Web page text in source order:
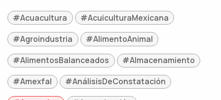
#Acuacultura
#AcuiculturaMexicana
#Agroindustria
#AlimentoAnimal
#AlimentosBalanceados
#Almacenamiento
#Amexfal
#AnálisisDeConstatación